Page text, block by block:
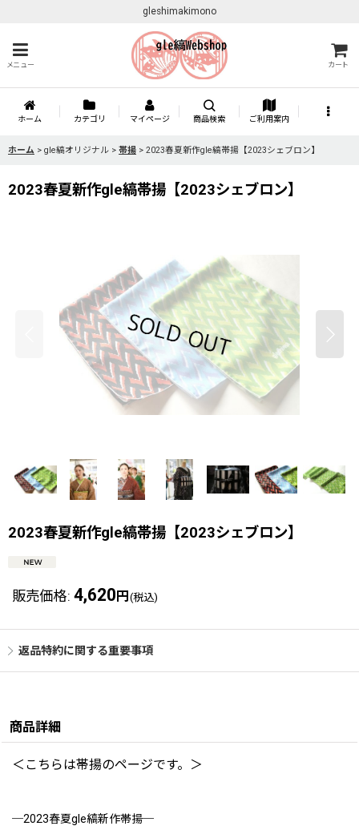
gleshimakimono
メニュー カート
ホーム カテゴリ マイページ 商品検索 ご利用案内
ホーム > gle縞オリジナル > 帯揚 > 2023春夏新作gle縞帯揚【2023シェブロン】
2023春夏新作gle縞帯揚【2023シェブロン】
2023春夏新作gle縞帯揚【2023シェブロン】
販売価格: 4,620 円 (税込)
返品特約に関する重要事項
商品詳細
＜こちらは帯揚のページです。＞
─2023春夏gle縞新作帯揚─